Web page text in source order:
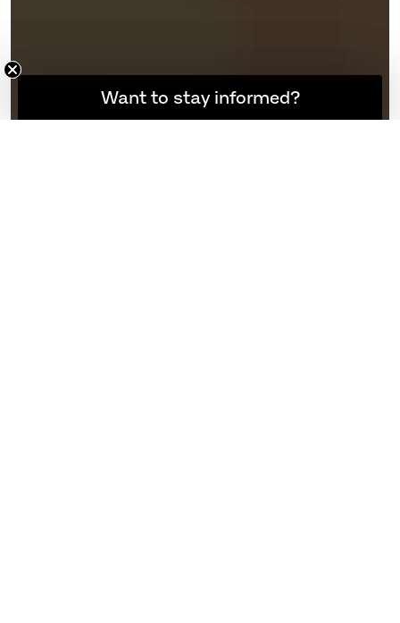
想随时了解最新资讯吗？
Want to stay informed?